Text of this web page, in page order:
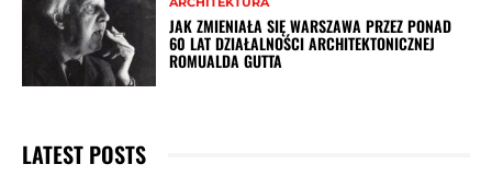
JAK ZMIENIAŁA SIĘ WARSZAWA PRZEZ PONAD
60 LAT DZIAŁALNOŚCI ARCHITEKTONICZNEJ
ROMUALDA GUTTA
LATEST POSTS